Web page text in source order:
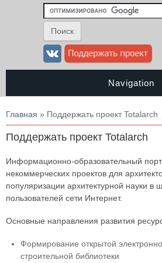
Navigation
Вы здесь
Главная » Поддержать проект Totalarch
Поддержать проект Totalarch
Информационно-образовательный
некоммерческих проектов для
популяризации архитектурной науки в
пользователей сети Интернет.
Основные направления развития
Формирование открытой
строительной библиотеки